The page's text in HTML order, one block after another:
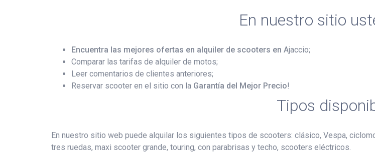
En nuestro sitio
Encuentra las mejores ofertas en alquiler de scooters en Ajaccio;
Comparar las tarifas de alquiler de motos;
Leer comentarios de clientes anteriores;
Reservar scooter en el sitio con la Garantía del Mejor Precio!
Tipos
En nuestro sitio web puede alquilar los siguientes tipos de scooters: clásico, Vespa,
tres ruedas, maxi scooter grande, touring, con parabrisas y techo, scooters eléctricos.